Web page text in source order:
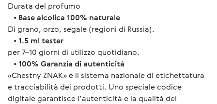
Durata del profumo
• Base alcolica 100% naturale
Di grano, orzo, segale (regioni di Russia).
• 1.5 ml tester
per 7–10 giorni di utilizzo quotidiano.
• 100% Garanzia di autenticità
«Chestny ZNAK» è il sistema nazionale di etichettatura
e tracciabilità dei prodotti. Uno speciale codice
digitale garantisce l’autenticità e la qualità del